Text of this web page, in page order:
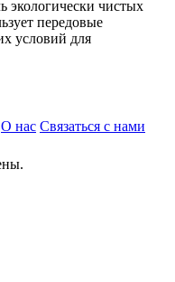
чистых
передовые
условий для
О нас Связаться с нами